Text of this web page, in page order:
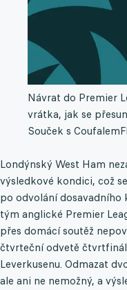
Návrat do Premier
vrátka, jak se
Souček s Coufalem
Londýnský West Ham
výsledkové kondici, což
po odvolání dosavadního
tým anglické Premier
přes domácí soutěž
čtvrteční odvetě
Leverkusenu. Odmazat
ale ani ne nemožný, a